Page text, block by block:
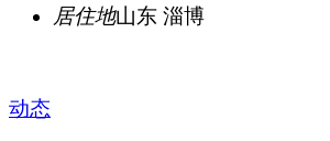
居住地山东 淄博
动态